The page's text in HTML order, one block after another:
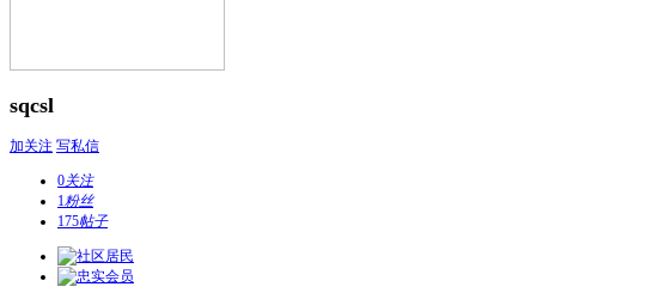
sqcsl
加关注 写私信
0关注
1粉丝
175帖子